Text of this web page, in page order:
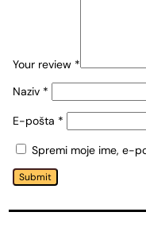
Your review *
Naziv *
E-pošta *
Spremi moje ime, e-
Submit